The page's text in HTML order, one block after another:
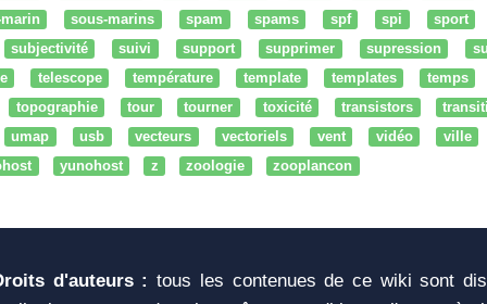
sous-marins spam spams spf spi
sport
subjectivité
suivi support supprimer supression
telescope température template templates
temps
topographie
tour tourner toxicité transistors
umap
usb vecteurs vectoriels vent vidéo
ville
yunohost z zoologie zooplancon
d'auteurs : tous les contenues de ce wiki sont